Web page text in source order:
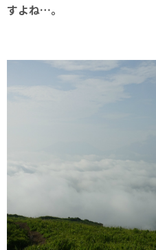
すよね…。